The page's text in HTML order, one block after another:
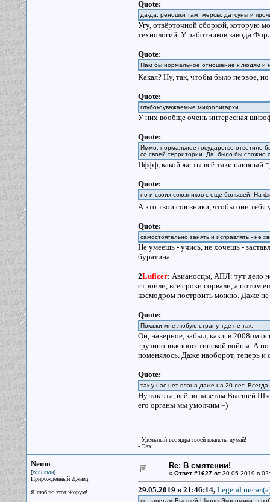
Quote:
да-да, реношки там, мерсы, датсуны и
Угу, отвёрточной сборкой, которую
технологий. У работников завода
Quote:
Нам бы нормальное отношение к людям и
Какая? Ну, так, чтобы было первое,
Quote:
глубокоуважаемые микролигархи
У них вообще очень интересная
Quote:
Иммо, нормальное государство ответило
со своей территории. Да, было бы сложно
Пффф, какой же ты всё-таки наивный
Quote:
но и своих союзников с еще большей. На
А кто твои союзники, чтобы они тебя
Quote:
самостоятельно занять и исправлять - не
Не умеешь - учись, не хочешь -
буратина.
2Luficer: Авианосцы, АПЛ: тут дело
строили, все сроки сорвали, а потом
космодром построить можно. Даже не
Quote:
Покажи мне любую страну, где не так.
Он, наверное, забыл, как я в 2008ом
грузино-южноосетинской войны. А
поменялось. Даже наоборот, теперь и
Quote:
так у нас нет плана даже на 20 лет. Всегда
Ну так эта, всё по заветам Высшей
его органы мы умолчим =)
- Удельный вес ядра твоей планеты думай!
- Эээ...
Nemo
[капитан]
Прирожденный Джаец
Я люблю этот Форум!
Re: В смятении!
« Ответ #1627 от30.05.2019 в
29.05.2019 в 21:46:14, Legend
по заветам Высшей Школы Экономики -